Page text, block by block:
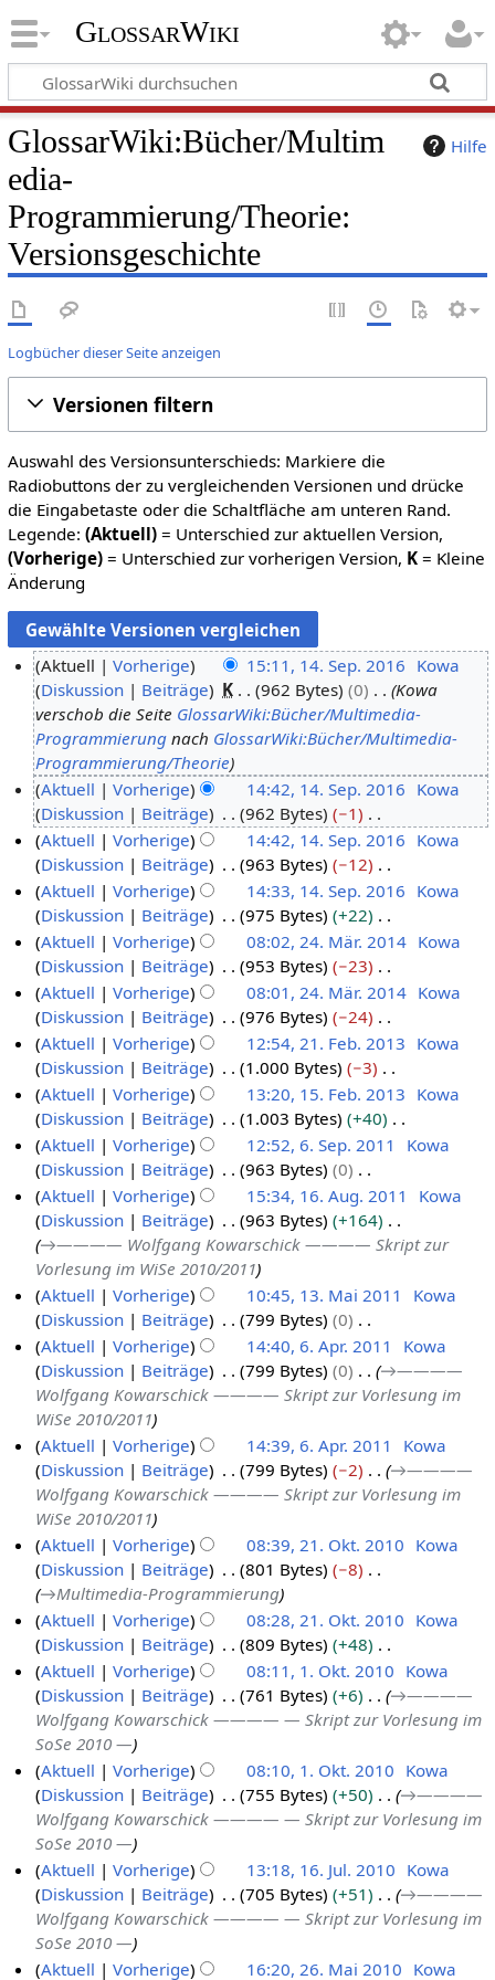
GlossarWiki
Hilfe
GlossarWiki:Bücher/Multim
edia-
Programmierung/Theorie:
Versionsgeschichte
Logbücher dieser Seite anzeigen
Versionen filtern
Auswahl des Versionsunterschieds: Markiere die
Radiobuttons der zu vergleichenden Versionen und drücke
die Eingabetaste oder die Schaltfläche am unteren Rand.
Legende: (Aktuell)= Unterschied zur aktuellen Version,
(Vorherige)= Unterschied zur vorherigen Version, K= Kleine
Änderung
e
m
e
2
1
Aktuell Vorherige 15:11, 14. Sep. 2016 Kowa
Diskussion
Beiträge K 962 Bytes 0
Kowa
verschob die Seite GlossarWiki:Bücher/Multimedia-
Programmierung nach GlossarWiki:Bücher/Multimedia-
Programmierung/Theorie
Aktuell
Vorherige 14:42, 14. Sep. 2016 Kowa
Diskussion
Beiträge 962 Bytes
−1
K
e
i
n
e
B
e
a
r
b
e
i
t
u
n
g
s
z
u
s
a
m
m
e
n
f
a
s
s
u
n
g
Aktuell Vorherige 14:42, 14. Sep. 2016 Kowa
Diskussion
Beiträge 963 Bytes
−12
K
e
i
n
e
B
e
a
r
b
e
i
t
u
n
g
s
z
u
s
a
m
m
e
n
f
a
s
s
u
n
g
Aktuell Vorherige 14:33, 14. Sep. 2016 Kowa
Diskussion
Beiträge 975 Bytes
+22
K
e
i
n
e
B
e
a
r
b
e
i
t
u
n
g
s
z
u
s
a
m
m
e
n
f
a
s
s
u
n
g
4
M
2
1
Aktuell Vorherige 08:02, 24. Mär. 2014 Kowa
Diskussion
Beiträge 953 Bytes
−23
K
e
i
n
e
B
e
a
r
b
e
i
t
u
n
g
s
z
u
s
a
m
m
e
n
f
a
s
s
u
n
g
Aktuell Vorherige 08:01, 24. Mär. 2014 Kowa
Diskussion
Beiträge 976 Bytes
−24
K
e
i
n
e
B
e
a
r
b
i
t
u
n
g
s
z
u
s
a
m
m
e
n
f
a
s
s
u
n
g
1
F
b
0
Aktuell Vorherige 12:54, 21. Feb. 2013 Kowa
Diskussion
Beiträge 1.000 Bytes
−3
K
e
i
n
e
B
e
a
r
b
e
i
t
u
n
g
s
z
u
s
a
m
m
e
n
f
a
s
s
u
n
g
5
F
u
3
Aktuell Vorherige 13:20, 15. Feb. 2013 Kowa
Diskussion
Beiträge 1.003 Bytes
+40
K
e
i
n
e
B
e
a
r
b
e
i
u
n
g
s
z
u
s
a
m
m
e
n
f
a
s
s
u
n
g
m
2
Aktuell Vorherige 12:52, 6. Sep. 2011
Kowa
Diskussion
Beiträge 963 Bytes
0
K
e
i
n
e
B
e
a
r
b
e
i
t
u
g
s
z
u
s
a
m
m
e
n
f
a
s
s
u
n
g
A
g
2
Aktuell Vorherige 15:34, 16. Aug. 2011
Kowa
Diskussion
Beiträge 963 Bytes
+164
→———— Wolfgang Kowarschick ———— Skript zur
Vorlesung im WiSe 2010/2011
3
1
Aktuell Vorherige 10:45, 13. Mai 2011
Kowa
Diskussion
Beiträge 799 Bytes
0
K
e
i
n
e
B
e
a
r
b
e
i
t
u
n
g
s
z
u
s
a
m
m
e
n
f
a
p
2
1
Aktuell Vorherige 14:40, 6. Apr. 2011
Kowa
Diskussion
Beiträge 799 Bytes 0 →————
Wolfgang Kowarschick ———— Skript zur Vorlesung im
WiSe 2010/2011
Aktuell
Vorherige 14:39, 6. Apr. 2011
Kowa
Diskussion
Beiträge 799 Bytes −2 →————
Wolfgang Kowarschick ———— Skript zur Vorlesung im
WiSe 2010/2011
k
e
1
Aktuell Vorherige 08:39, 21. Okt. 2010 Kowa
Diskussion
Beiträge 801 Bytes
−8
→Multimedia-Programmierung
Aktuell
Vorherige 08:28, 21. Okt. 2010 Kowa
Diskussion
Beiträge 809 Bytes
+48
K
e
i
n
e
B
e
a
r
b
e
i
t
k
e
Aktuell Vorherige 08:11, 1. Okt. 2010 Kowa
Diskussion
Beiträge 761 Bytes +6 →————
Wolfgang Kowarschick ———— — Skript zur Vorlesung im
SoSe 2010 —
Aktuell
Vorherige 08:10, 1. Okt. 2010 Kowa
Diskussion
Beiträge 755 Bytes +50 →————
Wolfgang Kowarschick ———— — Skript zur Vorlesung im
SoSe 2010 —
J
Aktuell Vorherige 13:18, 16. Jul. 2010 Kowa
Diskussion
Beiträge 705 Bytes +51 →————
Wolfgang Kowarschick ———— — Skript zur Vorlesung im
SoSe 2010 —
Aktuell
Vorherige 16:20, 26. Mai 2010 Kowa